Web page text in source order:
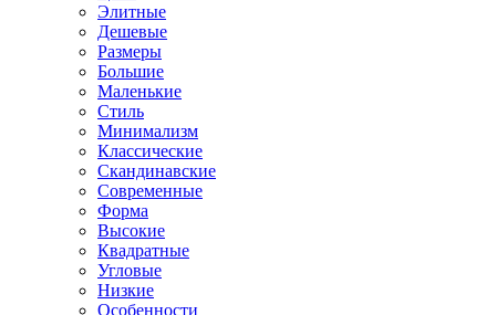
Элитные
Дешевые
Размеры
Большие
Маленькие
Стиль
Минимализм
Классические
Скандинавские
Современные
Форма
Высокие
Квадратные
Угловые
Низкие
Особенности